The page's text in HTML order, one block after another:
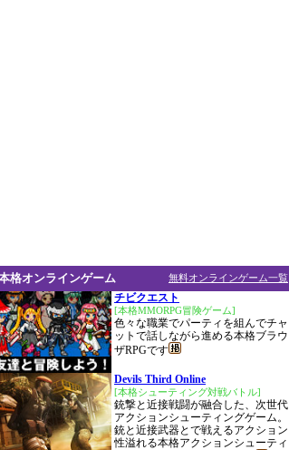
無料オンラインゲーム一覧
格オンラインゲーム
チビクエスト
[本格MMORPG冒険ゲーム]
色々な職業でパーティを組んでチャ
ットで話しながら進める本格ブラウ
ザRPGです
Devils Third Online
[本格シューティング対戦バトル]
銃撃と近接戦闘が融合した、次世代
アクションシューティングゲーム。
銃と近接武器とで戦えるアクション
性溢れる本格アクションシューティ